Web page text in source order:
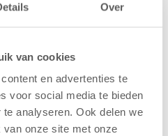
Over
van cookies
en advertenties te
voor social media te bieden
analyseren. Ook delen we
onze site met onze
ontbijt.
- Hotel